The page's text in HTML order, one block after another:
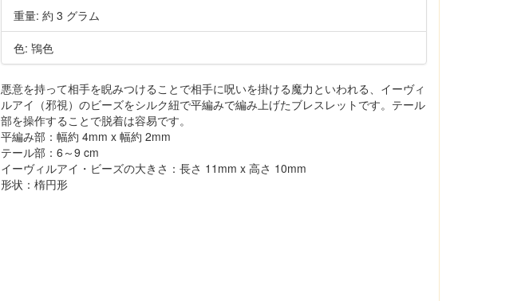
重量: 約 3 グラム
色: 鴇色
悪意を持って相手を睨みつけることで相手に呪いを掛ける魔力といわれる、イーヴィ
ルアイ（邪視）のビーズをシルク紐で平編みで編み上げたブレスレットです。テール
部を操作することで脱着は容易です。
平編み部：幅約 4mm x 幅約 2mm
テール部：6～9 cm
イーヴィルアイ・ビーズの大きさ：長さ 11mm x 高さ 10mm
形状：楕円形